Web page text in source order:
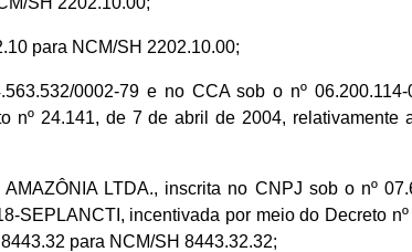
para NCM/SH 2202.10.00;
0002-79 e no CCA sob o nº
nº 24.141, de 7 de abril de 2004,
LTDA., inscrita no CNPJ sob o nº
SEPLANCTI, incentivada por meio do Decreto
para NCM/SH 8443.32.32;